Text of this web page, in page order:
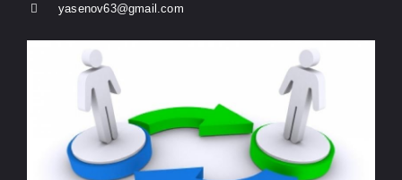
yasenov63@gmail.com